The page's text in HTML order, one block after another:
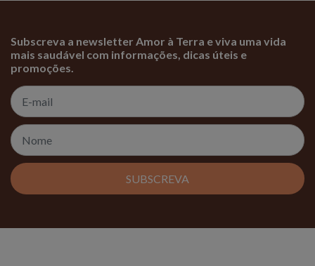
Subscreva a newsletter Amor à Terra e viva uma vida
mais saudável com informações, dicas úteis e
promoções.
SUBSCREVA